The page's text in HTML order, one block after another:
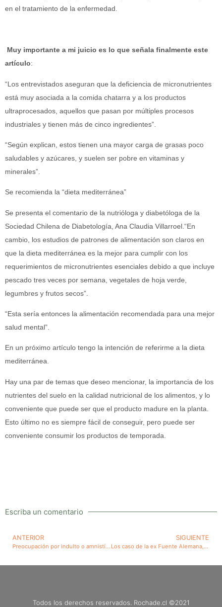
en el tratamiento de la enfermedad.
Muy importante a mi juicio es lo que señala finalmente este
artículo:
“Los entrevistados aseguran que la deficiencia de micronutrientes
está muy asociada a la comida chatarra y a los productos
ultraprocesados, aquellos que pasan por múltiples procesos
industriales y tienen más de cinco ingredientes”.
“Según explican, estos tienen una mayor carga de grasas poco
saludables y azúcares, y suelen ser pobre en vitaminas y
minerales”.
Se recomienda la “dieta mediterránea”
Se presenta el comentario de la nutrióloga y diabetóloga de la
Sociedad Chilena de Diabetología, Ana Claudia Villarroel.“En
cambio, los estudios de patrones de alimentación son claros en
que la dieta mediterránea es la mejor para cumplir con los
requerimientos de micronutrientes esenciales debido a que incluye
pescado tres veces por semana, vegetales de hoja verde,
legumbres y frutos secos”.
“Esta sería entonces la alimentación recomendada para una mejor
salud mental”.
En un próximo artículo tengo la intención de referirme a la dieta
mediterránea.
Hay una par de temas que deseo mencionar, la importancia de los
nutrientes del suelo en la calidad nutricional de los alimentos, y lo
conveniente que puede ser que el producto madure en la planta.
Esto último no es siempre fácil de conseguir, pero puede ser
conveniente consumir los productos de temporada.
Escriba un comentario
ANTERIOR
Preocupación por indulto o amnistía a delitos de violencia asociados a manifestaciones públicas
SIGUIENTE
Los caso de la ex Fuente Alemana, del carabinero de Panguipulli, del fallo de una de las salas de la Corte Suprema sobre una ocupación ilegal de una propiedad privada y el de la declaración del presidente electo que en su gobierno no habrá zonas de emergencia, debe hacernos pensar con preocupación sobre la situación del futuro de Chile
Todos los derechos reservados. Rochade.cl ©2021